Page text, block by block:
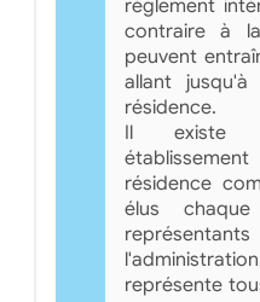
règlement
contraire à
peuvent
allant
résidence.
Il existe
résidence
élus
représente